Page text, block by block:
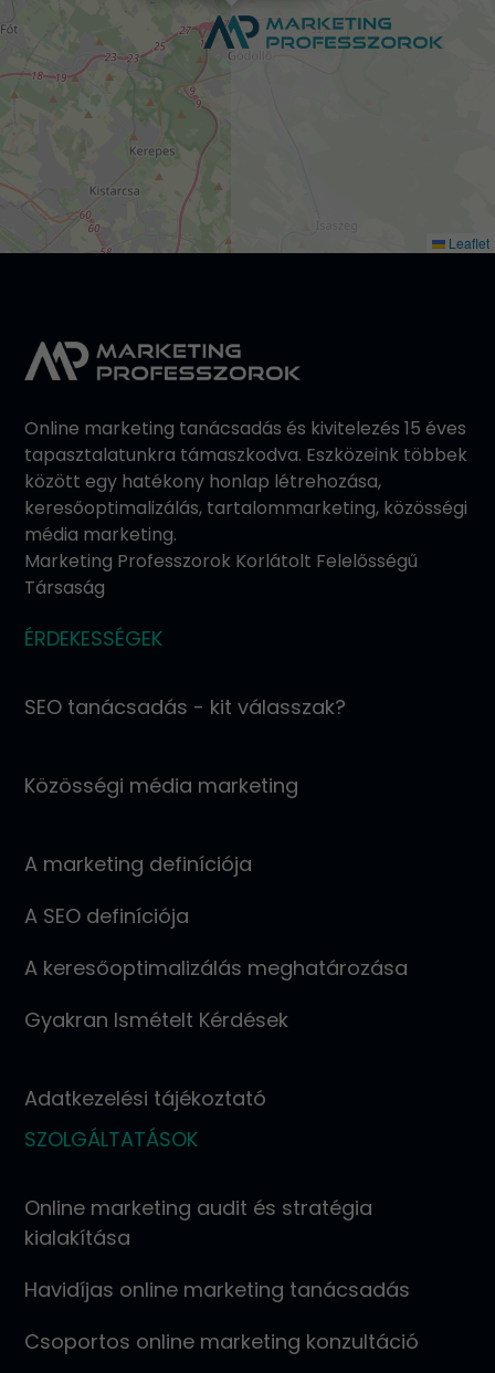
Leaflet
Online marketing tanácsadás és kivitelezés 15 éves
tapasztalatunkra támaszkodva. Eszközeink többek
között egy hatékony honlap létrehozása,
keresőoptimalizálás, tartalommarketing, közösségi
média marketing.
Marketing Professzorok Korlátolt Felelősségű
Társaság
ÉRDEKESSÉGEK
SEO tanácsadás - kit válasszak?
Közösségi média marketing
A marketing definíciója
A SEO definíciója
A keresőoptimalizálás meghatározása
Gyakran Ismételt Kérdések
Adatkezelési tájékoztató
SZOLGÁLTATÁSOK
Online marketing audit és stratégia
kialakítása
Havidíjas online marketing tanácsadás
Csoportos online marketing konzultáció